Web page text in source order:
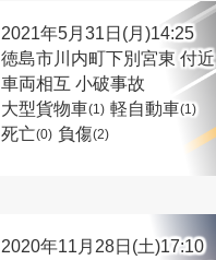
2021年5月31日(月)14:25
徳島市川内町下別宮東 付近
車両相互 小破事故
大型貨物車(1) 軽自動車(1)
死亡(0) 負傷(2)
2020年11月28日(土)17:10